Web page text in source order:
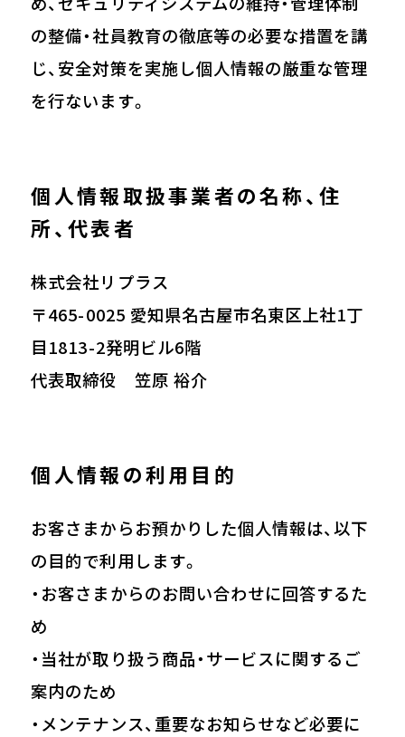
の整備・社員教育の徹底等の必要な措置を講
じ、安全対策を実施し個人情報の厳重な管理
を行ないます。
個人情報取扱事業者の名称、住
所、代表者
株式会社リプラス
〒465-0025 愛知県名古屋市名東区上社1丁
目1813-2発明ビル6階
代表取締役 笠原 裕介
個人情報の利用目的
お客さまからお預かりした個人情報は、以下
の目的で利用します。
・お客さまからのお問い合わせに回答するた
め
・当社が取り扱う商品・サービスに関するご
案内のため
・メンテナンス、重要なお知らせなど必要に